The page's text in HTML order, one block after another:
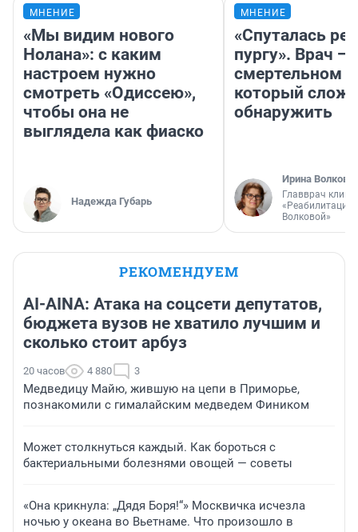
МНЕНИЕ
«Мы видим нового
Нолана»: с каким
настроем нужно
смотреть «Одиссею»,
чтобы она не
выглядела как фиаско
Надежда Губарь
МНЕНИЕ
«Спуталась
пургу». Врач —
смертельном
который
обнаружить
Ирина Волкова
Главврач
«Реабилитация
Волковой»
РЕКОМЕНДУЕМ
AI-AINA: Атака на соцсети депутатов,
бюджета вузов не хватило лучшим и
сколько стоит арбуз
20 часов 4 880 3
Медведицу Майю, жившую на цепи в Приморье,
познакомили с гималайским медведем Фиником
Может столкнуться каждый. Как бороться с
бактериальными болезнями овощей — советы
«Она крикнула: „Дядя Боря!“» Москвичка исчезла
ночью у океана во Вьетнаме. Что произошло в